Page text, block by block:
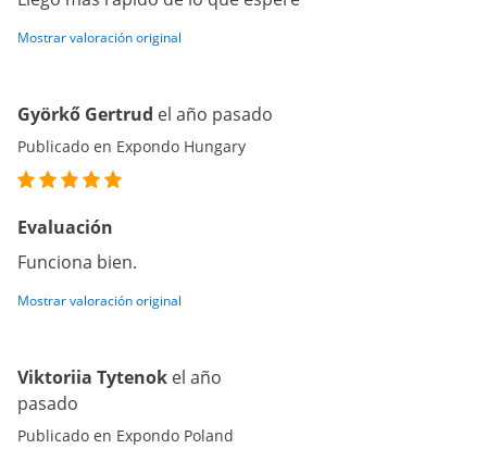
Mostrar valoración original
Györkő Gertrud el año pasado
Publicado en Expondo Hungary
Evaluación
Funciona bien.
Mostrar valoración original
Viktoriia Tytenok el año
pasado
Publicado en Expondo Poland